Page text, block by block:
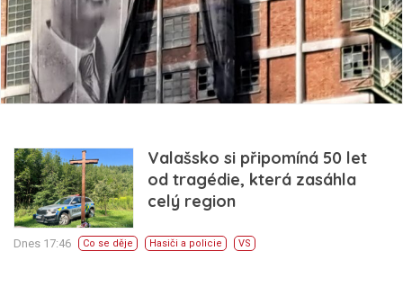
Valašsko si připomíná 50 let
od tragédie, která zasáhla
celý region
Dnes 17:46 Co se děje Hasiči a policie VS